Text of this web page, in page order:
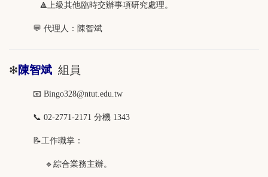
回經管組首頁
🔺上級其他臨時交辦事項研究處理。
💬 代理人： 陳智斌
❇ 陳智斌 組員
📧 Bingo328@ntut.edu.tw
📞 02-2771-2171 分機 1343
📝工作職掌：
🔹綜合業務主辦。